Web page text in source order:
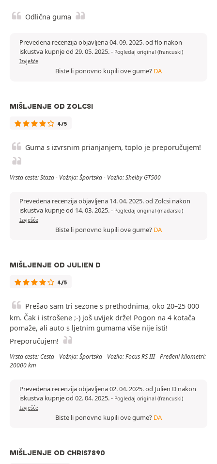
Odlična guma
Prevedena recenzija objavljena 04. 09. 2025. od flo nakon
iskustva kupnje od 29. 05. 2025.- Pogledaj original (francuski)
Izvješće
Biste li ponovno kupili ove gume? DA
MIŠLJENJE OD ZOLCSI
4/5
Guma s izvrsnim prianjanjem, toplo je preporučujem!
Vrsta ceste: Staza - Vožnja: Športska - Vozilo: Shelby GT500
Prevedena recenzija objavljena 14. 04. 2025. od Zolcsi nakon
iskustva kupnje od 14. 03. 2025.- Pogledaj original (mađarski)
Izvješće
Biste li ponovno kupili ove gume? DA
MIŠLJENJE OD JULIEN D
4/5
Prešao sam tri sezone s prethodnima, oko 20–25 000
km. Čak i istrošene ;-) još uvijek drže! Pogon na 4 kotača
pomaže, ali auto s ljetnim gumama više nije isti!
Preporučujem!
Vrsta ceste: Cesta - Vožnja: Športska - Vozilo: Focus RS III - Pređeni kilometri:
20000 km
Prevedena recenzija objavljena 02. 04. 2025. od Julien D nakon
iskustva kupnje od 02. 04. 2025.- Pogledaj original (francuski)
Izvješće
Biste li ponovno kupili ove gume? DA
MIŠLJENJE OD CHRIS7890